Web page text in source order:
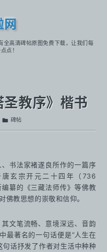
网
全高清碑帖原图免费下载，让我们每
点！
教序》楷书
碑帖
书法家褚遂良所作的一篇序
玄宗开元二十四年（736
纂的《三藏法师传》等佛教
佛教思想的崇敬和信仰。
文笔流畅、意境深远、音韵
最著名的一句话便是“人生在
话抒发了作者对生活中种种